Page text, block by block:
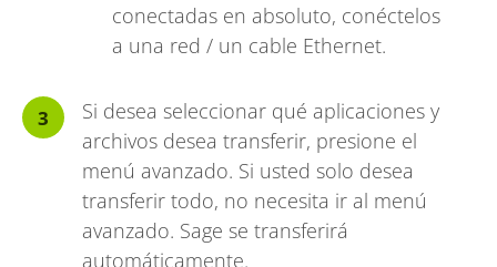
conectadas en absoluto, conéctelos
a una red / un cable Ethernet.
Si desea seleccionar qué aplicaciones y
archivos desea transferir, presione el
menú avanzado. Si usted solo desea
transferir todo, no necesita ir al menú
avanzado. Sage se transferirá
automáticamente.